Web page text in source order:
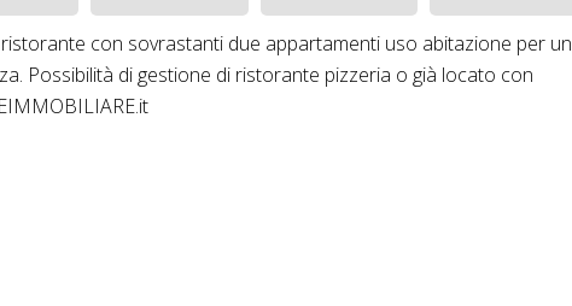
con sovrastanti due appartamenti uso abitazione per un
Possibilità di gestione di ristorante pizzeria o già locato con